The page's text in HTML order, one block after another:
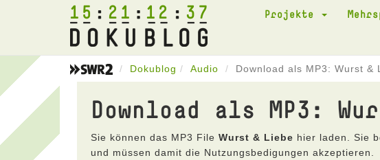
15 21 12 37 Projekte
Dokublog Audio Download als MP3: Wurst &
Download als MP3:
Sie können das MP3 File Wurst & Liebe hier laden. Sie
und müssen damit die Nutzungsbedigungen akzeptieren.